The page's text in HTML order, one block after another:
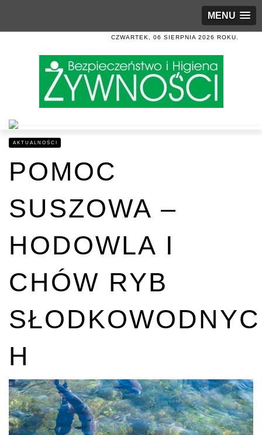
MENU
CZWARTEK, 06 SIERPNIA 2026 ROKU.
AKTUALNOŚCI
POMOC
SUSZOWA –
HODOWLA I
CHÓW RYB
SŁODKOWODNYC
H